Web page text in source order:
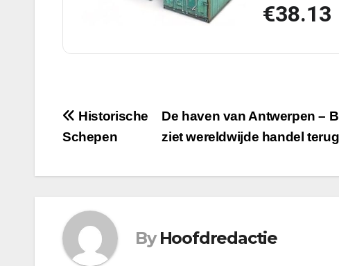
€38.13
Bericht
navigatie
De haven van Antwerpen –
ziet wereldwijde handel
Historische
Schepen
By Hoofdredactie